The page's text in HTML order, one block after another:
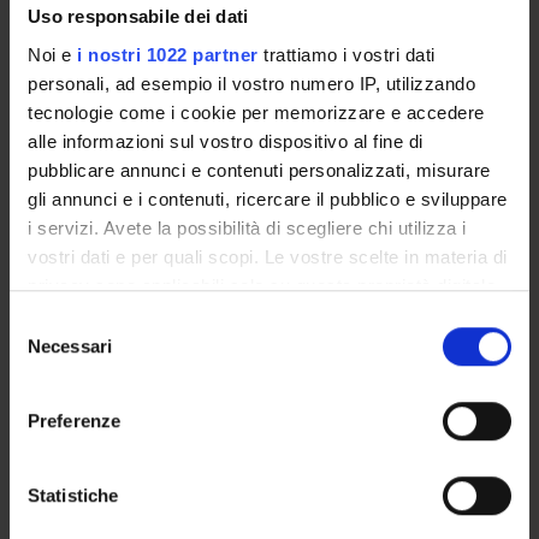
Uso responsabile dei dati
Noi e i nostri 1022 partner trattiamo i vostri dati
personali, ad esempio il vostro numero IP, utilizzando
tecnologie come i cookie per memorizzare e accedere
alle informazioni sul vostro dispositivo al fine di
pubblicare annunci e contenuti personalizzati, misurare
gli annunci e i contenuti, ricercare il pubblico e sviluppare
i servizi. Avete la possibilità di scegliere chi utilizza i
vostri dati e per quali scopi. Le vostre scelte in materia di
privacy sono applicabili solo su questa proprietà digitale
modificare o revocare il proprio consenso in qualsiasi
momento dalla Dichiarazione sui cookie o facendo clic
raccogliere informazioni sulla tua posizione
geografica, con un'approssimazione di qualche
delNecessari
Preferenze
Statistiche
Laurea quadriennale in Educatori Professionali - Laurea
in Scienze dell’Educazione
Presentazione
Come iscriversi
Insegnamenti
Bacheca avvisi